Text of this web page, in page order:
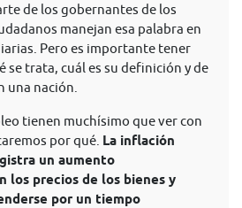
de los gobernantes de los
manejan esa palabra en
Pero es importante tener
se trata, cuál es su definición y de
una nación.
tienen muchísimo que ver con
por qué. La inflación
un aumento
los precios de los bienes y
por un tiempo